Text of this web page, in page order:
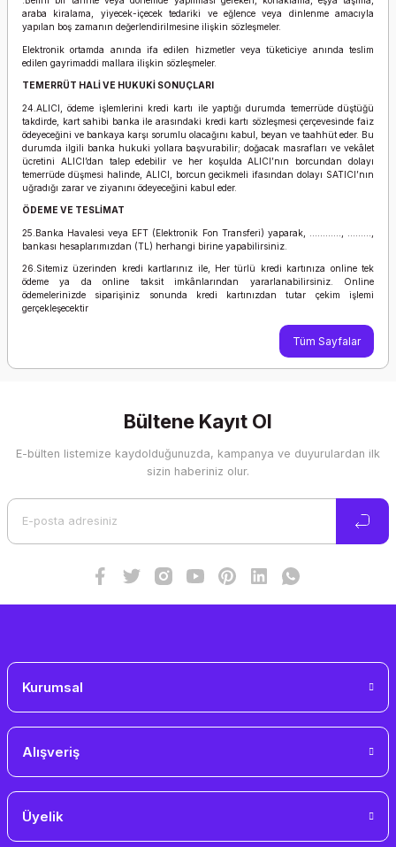
araba kiralama, yiyecek-içecek tedariki ve eğlence veya dinlenme amacıyla
yapılan boş zamanın değerlendirilmesine ilişkin sözleşmeler.
Elektronik ortamda anında ifa edilen hizmetler veya tüketiciye anında teslim
edilen gayrimaddi mallara ilişkin sözleşmeler.
TEMERRÜT HALİ VE HUKUKİ SONUÇLARI
24.ALICI, ödeme işlemlerini kredi kartı ile yaptığı durumda temerrüde düştüğü
takdirde, kart sahibi banka ile arasındaki kredi kartı sözleşmesi çerçevesinde faiz
ödeyeceğini ve bankaya karşı sorumlu olacağını kabul, beyan ve taahhüt eder. Bu
durumda ilgili banka hukuki yollara başvurabilir; doğacak masrafları ve vekâlet
ücretini ALICI’dan talep edebilir ve her koşulda ALICI’nın borcundan dolayı
temerrüde düşmesi halinde, ALICI, borcun gecikmeli ifasından dolayı SATICI’nın
uğradığı zarar ve ziyanını ödeyeceğini kabul eder.
ÖDEME VE TESLİMAT
25.Banka Havalesi veya EFT (Elektronik Fon Transferi) yaparak, ............, .........,
bankası hesaplarımızdan (TL) herhangi birine yapabilirsiniz.
26.Sitemiz üzerinden kredi kartlarınız ile, Her türlü kredi kartınıza online tek
ödeme ya da online taksit imkânlarından yararlanabilirsiniz. Online
ödemelerinizde siparişiniz sonunda kredi kartınızdan tutar çekim işlemi
gerçekleşecektir
Tüm Sayfalar
Bültene Kayıt Ol
E-bülten listemize kaydolduğunuzda, kampanya ve duyurulardan ilk
sizin haberiniz olur.
Kurumsal
Alışveriş
Üyelik